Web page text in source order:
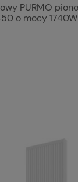
PURMO
o mocy 1740W